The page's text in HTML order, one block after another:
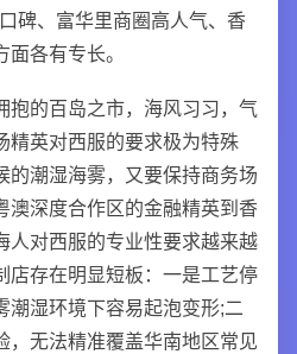
碑、富华里商圈高人气、香
各有专长。
的百岛之市，海风习习，气
精英对西服的要求极为特殊
潮湿海雾，又要保持商务场
澳深度合作区的金融精英到香
人对西服的专业性要求越来越
店存在明显短板：一是工艺停
潮湿环境下容易起泡变形;二
，无法精准覆盖华南地区常见